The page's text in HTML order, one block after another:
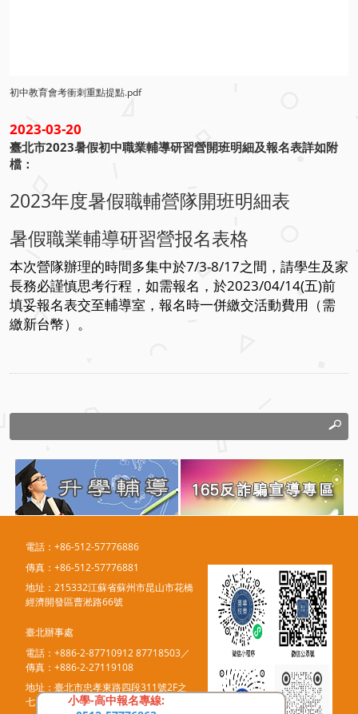
小學-高中報名專線:
初中教育會考衝刺重點提點.pdf
2023-03-20
臺北市2023暑假初中職業輔導研習營開班明細及報名表詳如附
檔：
2023年度暑假職輔營隊開班明細表
暑假職業輔導研習營报名表格
本次營隊辦理的時間多集中於7/3-8/17之間， 請學生及家
長務必謹慎思考行程，如需報名，於2023/04/14(五)前
填妥報名表交至輔導室，報名時一併繳交活動費用（需
繳新台幣）。
電話：+86-512-57776886
傳真：+86-512-57776881
地址：215332江蘇省蘇州市昆山市花橋
經濟開發區曹淞路66號
臺北辦事處
電話：+886-2-87710912 87718503／
傳真：+886-2-27119108
地址：臺北市忠孝東路四段311號2F之
七